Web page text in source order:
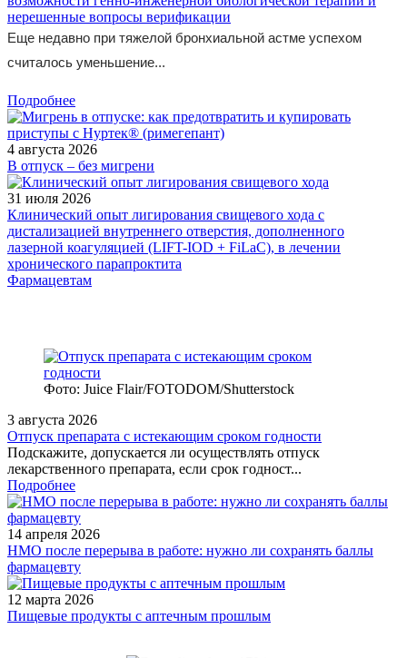
нерешенные вопросы верификации
Еще недавно при тяжелой бронхиальной астме успехом
считалось уменьшение...
Подробнее
4 августа 2026
В отпуск – без мигрени
31 июля 2026
Клинический опыт лигирования свищевого хода с
дистализацией внутреннего отверстия, дополненного
лазерной коагуляцией (LIFT-IOD + FiLaC), в лечении
хронического парапроктита
Фармацевтам
Фото: Juice Flair/FOTODOM/Shutterstoсk
3 августа 2026
Отпуск препарата с истекающим сроком годности
Подскажите, допускается ли осуществлять отпуск
лекарственного препарата, если срок годност...
Подробнее
14 апреля 2026
НМО после перерыва в работе: нужно ли сохранять баллы
фармацевту
12 марта 2026
Пищевые продукты с аптечным прошлым